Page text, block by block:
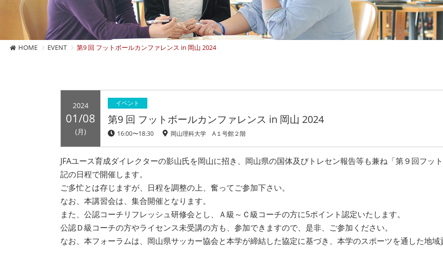
HOME EVENT 第9 回 フットボールカンファレンス in 岡山 2024
2024
01/08
(月)
イベント
第9 回 フットボールカンファレンス in 岡山 2024
16:00〜18:30 岡山理科大学 A１号館２階
JFAユース育成ダイレクターの影山氏を岡山に招き、岡山県の国体及びトレセン報告等も兼ね「第９回フッ
記の日程で開催します。
ご多忙とは存じますが、日程を調整の上、奮ってご参加下さい。
なお、本講習会は、集合開催となります。
また、公認コーチリフレッシュ研修会とし、Ａ級～Ｃ級コーチの方に5ポイント認定いたします。
公認Ｄ級コーチの方やライセンス未受講の方も、参加できますので、是非、ご参加ください。
なお、本フォーラムは、岡山県サッカー協会と本学が締結した協定に基づき、本学のスポーツを通した地